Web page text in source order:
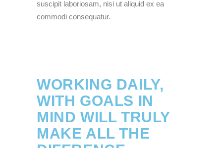
suscipit laboriosam, nisi ut aliquid ex ea
commodi consequatur.
WORKING DAILY,
WITH GOALS IN
MIND WILL TRULY
MAKE ALL THE